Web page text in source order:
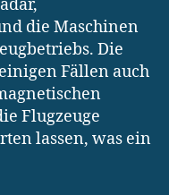
die Maschinen
Die
Fällen auch
Flugzeuge
lassen, was ein